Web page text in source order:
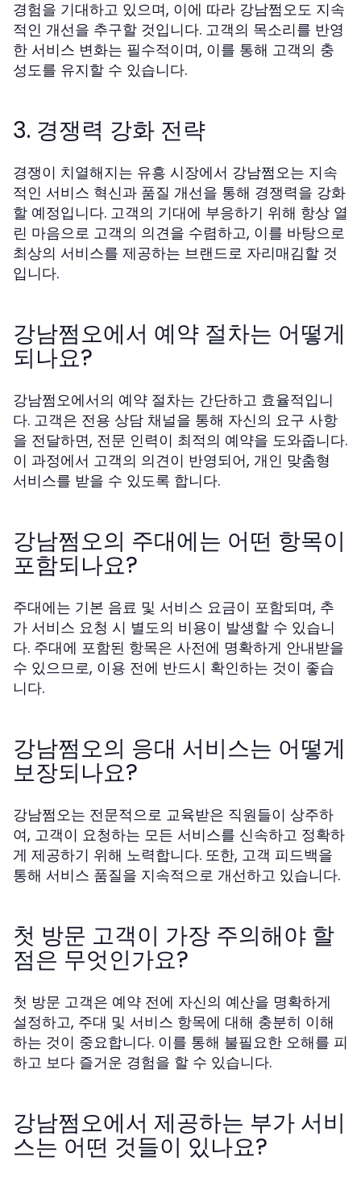
경험을 기대하고 있으며, 이에 따라 강남쩜오도 지속
적인 개선을 추구할 것입니다. 고객의 목소리를 반영
한 서비스 변화는 필수적이며, 이를 통해 고객의 충
성도를 유지할 수 있습니다.
3. 경쟁력 강화 전략
경쟁이 치열해지는 유흥 시장에서 강남쩜오는 지속
적인 서비스 혁신과 품질 개선을 통해 경쟁력을 강화
할 예정입니다. 고객의 기대에 부응하기 위해 항상 열
린 마음으로 고객의 의견을 수렴하고, 이를 바탕으로
최상의 서비스를 제공하는 브랜드로 자리매김할 것
입니다.
강남쩜오에서 예약 절차는 어떻게
되나요?
강남쩜오에서의 예약 절차는 간단하고 효율적입니
다. 고객은 전용 상담 채널을 통해 자신의 요구 사항
을 전달하면, 전문 인력이 최적의 예약을 도와줍니다.
이 과정에서 고객의 의견이 반영되어, 개인 맞춤형
서비스를 받을 수 있도록 합니다.
강남쩜오의 주대에는 어떤 항목이
포함되나요?
주대에는 기본 음료 및 서비스 요금이 포함되며, 추
가 서비스 요청 시 별도의 비용이 발생할 수 있습니
다. 주대에 포함된 항목은 사전에 명확하게 안내받을
수 있으므로, 이용 전에 반드시 확인하는 것이 좋습
니다.
강남쩜오의 응대 서비스는 어떻게
보장되나요?
강남쩜오는 전문적으로 교육받은 직원들이 상주하
여, 고객이 요청하는 모든 서비스를 신속하고 정확하
게 제공하기 위해 노력합니다. 또한, 고객 피드백을
통해 서비스 품질을 지속적으로 개선하고 있습니다.
첫 방문 고객이 가장 주의해야 할
점은 무엇인가요?
첫 방문 고객은 예약 전에 자신의 예산을 명확하게
설정하고, 주대 및 서비스 항목에 대해 충분히 이해
하는 것이 중요합니다. 이를 통해 불필요한 오해를 피
하고 보다 즐거운 경험을 할 수 있습니다.
강남쩜오에서 제공하는 부가 서비
스는 어떤 것들이 있나요?